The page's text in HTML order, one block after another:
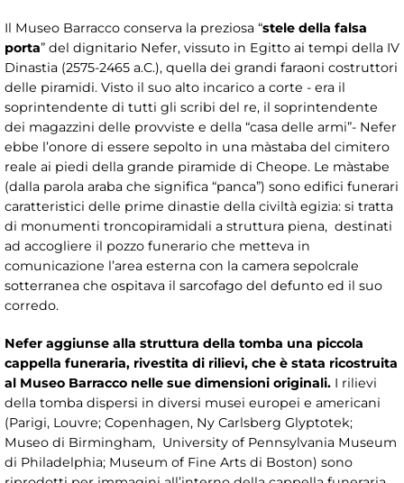
Il Museo Barracco conserva la preziosa “stele della falsa
porta” del dignitario Nefer, vissuto in Egitto ai tempi della IV
Dinastia (2575-2465 a.C.), quella dei grandi faraoni costruttori
delle piramidi. Visto il suo alto incarico a corte - era il
soprintendente di tutti gli scribi del re, il soprintendente
dei magazzini delle provviste e della “casa delle armi”- Nefer
ebbe l’onore di essere sepolto in una màstaba del cimitero
reale ai piedi della grande piramide di Cheope. Le màstabe
(dalla parola araba che significa “panca”) sono edifici funerari
caratteristici delle prime dinastie della civiltà egizia: si tratta
di monumenti troncopiramidali a struttura piena, destinati
ad accogliere il pozzo funerario che metteva in
comunicazione l’area esterna con la camera sepolcrale
sotterranea che ospitava il sarcofago del defunto ed il suo
corredo.
Nefer aggiunse alla struttura della tomba una piccola
cappella funeraria, rivestita di rilievi, che è stata ricostruita
al Museo Barracco nelle sue dimensioni originali. I rilievi
della tomba dispersi in diversi musei europei e americani
(Parigi, Louvre; Copenhagen, Ny Carlsberg Glyptotek;
Museo di Birmingham, University of Pennsylvania Museum
di Philadelphia; Museum of Fine Arts di Boston) sono